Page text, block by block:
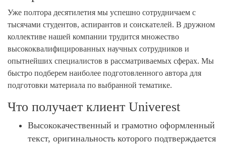
Уже полтора десятилетия мы успешно сотрудничаем с
тысячами студентов, аспирантов и соискателей. В дружном
коллективе нашей компании трудится множество
высококвалифицированных научных сотрудников и
опытнейших специалистов в рассматриваемых сферах. Мы
быстро подберем наиболее подготовленного автора для
подготовки материала по выбранной тематике.
Что получает клиент Univerest
Высококачественный и грамотно оформленный
текст, оригинальность которого подтверждается